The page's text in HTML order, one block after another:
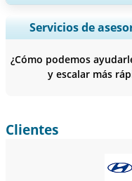
Ampliar la cobertura
Perfiles de empresas,
Servicios de
¿Cómo podemos
y escalar más
Clientes